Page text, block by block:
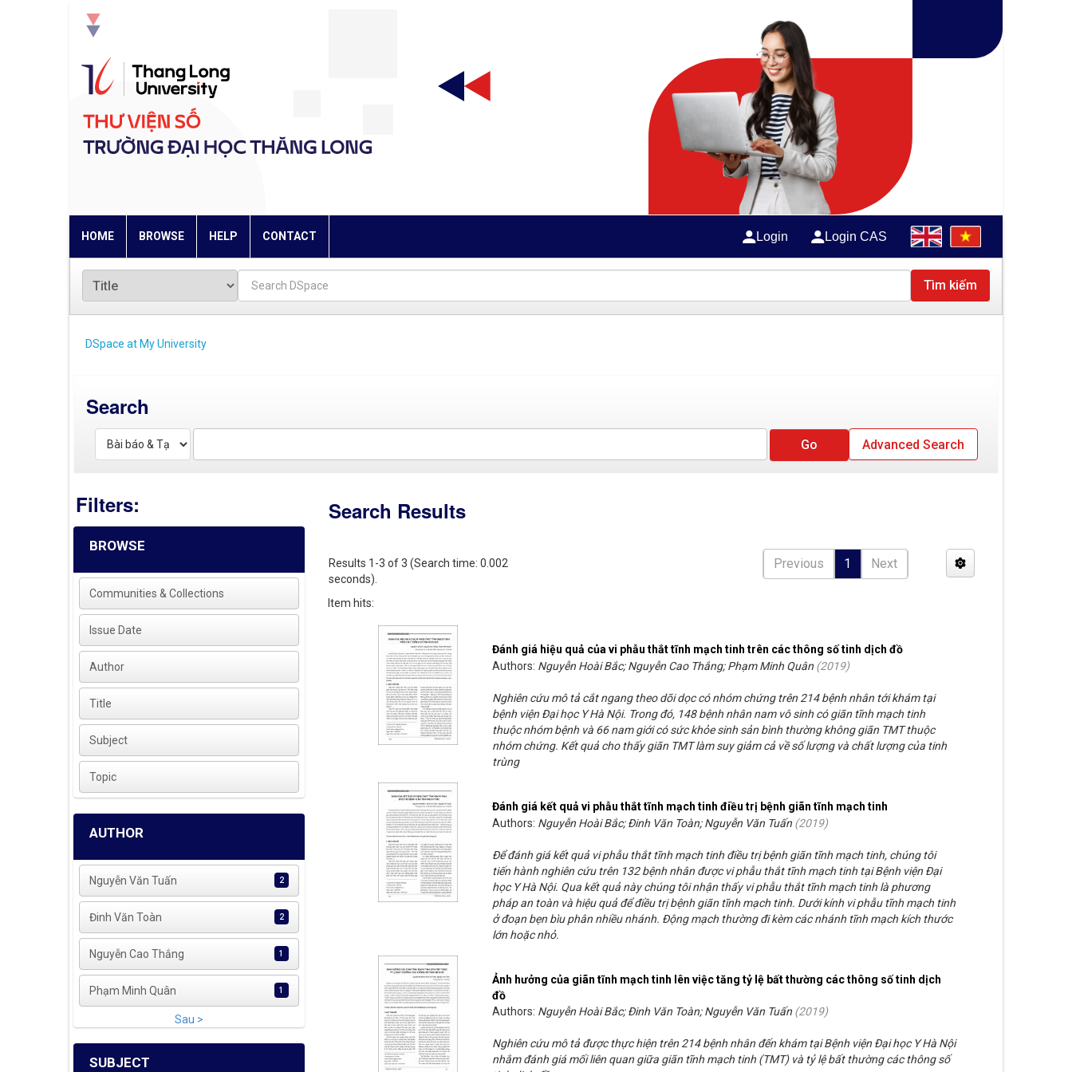
HOME BROWSE HELP CONTACT Login Login CAS
Tìm kiếm
DSpace at My University
Search
Advanced Search
Filters:
BROWSE
Communities & Collections
Issue Date
Author
Title
Subject
Topic
AUTHOR
Nguyễn Văn Tuấn 2
Đinh Văn Toàn 2
Nguyễn Cao Thắng 1
Phạm Minh Quân 1
Sau >
SUBJECT
Search Results
Results 1-3 of 3 (Search time: 0.002
seconds).
Previous 1 Next
Item hits:
Đánh giá hiệu quả của vi phẫu thắt tĩnh mạch tinh trên các thông số tinh dịch đồ
Authors: Nguyễn Hoài Bắc; Nguyễn Cao Thắng; Phạm Minh Quân (2019)
Nghiên cứu mô tả cắt ngang theo dõi dọc có nhóm chứng trên 214 bệnh nhân tới khám tại
bệnh viện Đại học Y Hà Nội. Trong đó, 148 bệnh nhân nam vô sinh có giãn tĩnh mạch tinh
thuộc nhóm bệnh và 66 nam giới có sức khỏe sinh sản bình thường không giãn TMT thuộc
nhóm chứng. Kết quả cho thấy giãn TMT làm suy giảm cả về số lượng và chất lượng của tinh
trùng
Đánh giá kết quả vi phẫu thắt tĩnh mạch tinh điều trị bệnh giãn tĩnh mạch tinh
Authors: Nguyễn Hoài Bắc; Đinh Văn Toàn; Nguyễn Văn Tuấn (2019)
Để đánh giá kết quả vi phẫu thắt tĩnh mạch tinh điều trị bệnh giãn tĩnh mạch tinh, chúng tôi
tiến hành nghiên cứu trên 132 bệnh nhân được vi phẫu thắt tĩnh mạch tinh tại Bệnh viện Đại
học Y Hà Nội. Qua kết quả này chúng tôi nhận thấy vi phẫu thắt tĩnh mạch tinh là phương
pháp an toàn và hiệu quả để điều trị bệnh giãn tĩnh mạch tinh. Dưới kính vi phẫu tĩnh mạch tinh
ở đoạn bẹn bìu phân nhiều nhánh. Động mạch thường đi kèm các nhánh tĩnh mạch kích thước
lớn hoặc nhỏ.
Ảnh hưởng của giãn tĩnh mạch tinh lên việc tăng tỷ lệ bất thường các thông số tinh dịch
đồ
Authors: Nguyễn Hoài Bắc; Đinh Văn Toàn; Nguyễn Văn Tuấn (2019)
Nghiên cứu mô tả được thực hiện trên 214 bệnh nhân đến khám tại Bệnh viện Đại học Y Hà Nội
nhằm đánh giá mối liên quan giữa giãn tĩnh mạch tinh (TMT) và tỷ lệ bất thường các thông số